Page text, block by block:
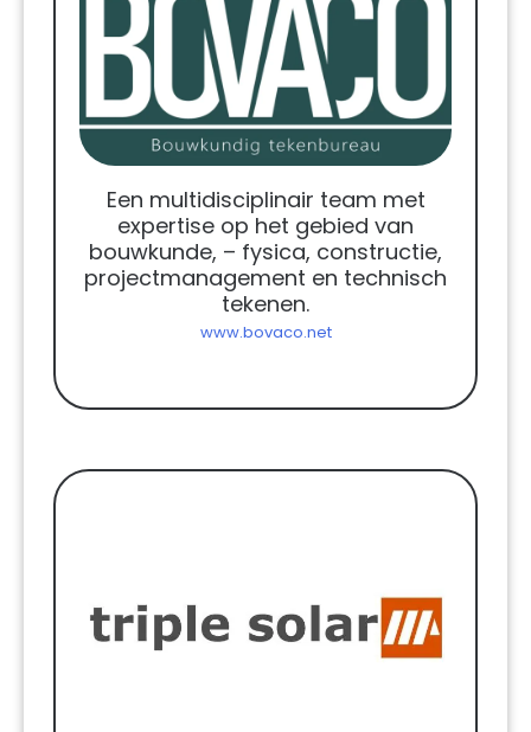
Een multidisciplinair team met
expertise op het gebied van
bouwkunde, – fysica, constructie,
projectmanagement en technisch
tekenen.
www.bovaco.net